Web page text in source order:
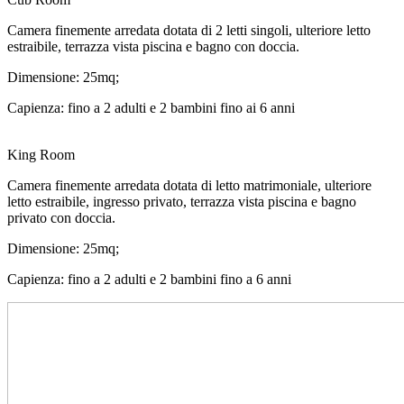
Camera finemente arredata dotata di 2 letti singoli, ulteriore letto
estraibile, terrazza vista piscina e bagno con doccia.
Dimensione: 25mq;
Capienza: fino a 2 adulti e 2 bambini fino ai 6 anni
King Room
Camera finemente arredata dotata di letto matrimoniale, ulteriore
letto estraibile, ingresso privato, terrazza vista piscina e bagno
privato con doccia.
Dimensione: 25mq;
Capienza: fino a 2 adulti e 2 bambini fino a 6 anni